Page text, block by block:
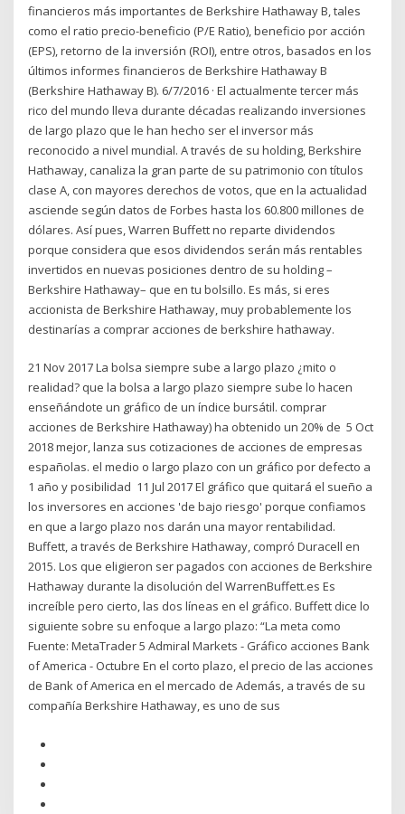
financieros más importantes de Berkshire Hathaway B, tales
como el ratio precio-beneficio (P/E Ratio), beneficio por acción
(EPS), retorno de la inversión (ROI), entre otros, basados en los
últimos informes financieros de Berkshire Hathaway B
(Berkshire Hathaway B). 6/7/2016 · El actualmente tercer más
rico del mundo lleva durante décadas realizando inversiones
de largo plazo que le han hecho ser el inversor más
reconocido a nivel mundial. A través de su holding, Berkshire
Hathaway, canaliza la gran parte de su patrimonio con títulos
clase A, con mayores derechos de votos, que en la actualidad
asciende según datos de Forbes hasta los 60.800 millones de
dólares. Así pues, Warren Buffett no reparte dividendos
porque considera que esos dividendos serán más rentables
invertidos en nuevas posiciones dentro de su holding –
Berkshire Hathaway– que en tu bolsillo. Es más, si eres
accionista de Berkshire Hathaway, muy probablemente los
destinarías a comprar acciones de berkshire hathaway.
21 Nov 2017 La bolsa siempre sube a largo plazo ¿mito o
realidad? que la bolsa a largo plazo siempre sube lo hacen
enseñándote un gráfico de un índice bursátil. comprar
acciones de Berkshire Hathaway) ha obtenido un 20% de 5 Oct
2018 mejor, lanza sus cotizaciones de acciones de empresas
españolas. el medio o largo plazo con un gráfico por defecto a
1 año y posibilidad 11 Jul 2017 El gráfico que quitará el sueño a
los inversores en acciones 'de bajo riesgo' porque confiamos
en que a largo plazo nos darán una mayor rentabilidad.
Buffett, a través de Berkshire Hathaway, compró Duracell en
2015. Los que eligieron ser pagados con acciones de Berkshire
Hathaway durante la disolución del WarrenBuffett.es Es
increíble pero cierto, las dos líneas en el gráfico. Buffett dice lo
siguiente sobre su enfoque a largo plazo: “La meta como
Fuente: MetaTrader 5 Admiral Markets - Gráfico acciones Bank
of America - Octubre En el corto plazo, el precio de las acciones
de Bank of America en el mercado de Además, a través de su
compañía Berkshire Hathaway, es uno de sus